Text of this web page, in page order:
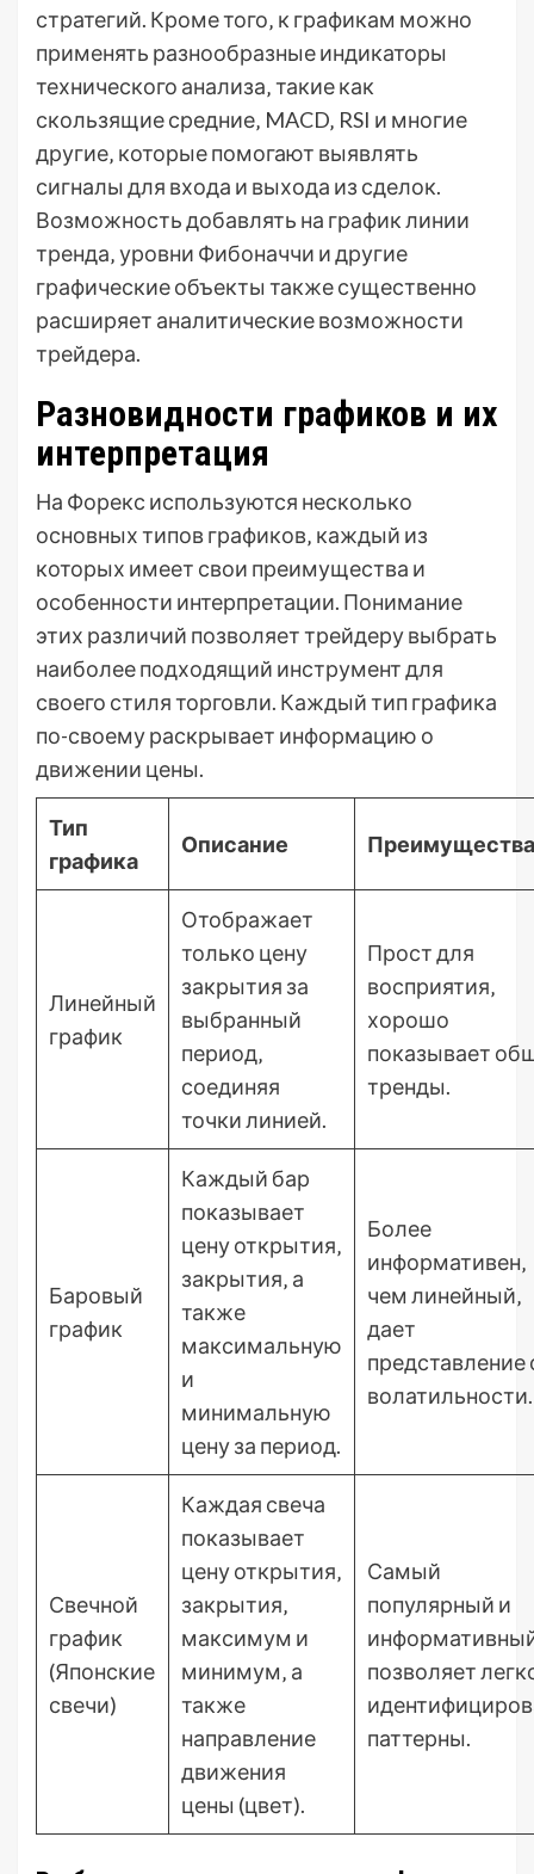
стратегий. Кроме того‚ к графикам можно
применять разнообразные индикаторы
технического анализа‚ такие как
скользящие средние‚ MACD‚ RSI и многие
другие‚ которые помогают выявлять
сигналы для входа и выхода из сделок.
Возможность добавлять на график линии
тренда‚ уровни Фибоначчи и другие
графические объекты также существенно
расширяет аналитические возможности
трейдера.
Разновидности графиков и их
интерпретация
На Форекс используются несколько
основных типов графиков‚ каждый из
которых имеет свои преимущества и
особенности интерпретации. Понимание
этих различий позволяет трейдеру выбрать
наиболее подходящий инструмент для
своего стиля торговли. Каждый тип графика
по-своему раскрывает информацию о
движении цены.
Тип
графика
Описание Преимущества
Линейный
график
Отображает
только цену
закрытия за
выбранный
период‚
соединяя
точки линией.
Прост для
восприятия‚
хорошо
показывает
тренды.
Баровый
график
Каждый бар
показывает
цену открытия‚
закрытия‚ а
также
максимальную
и
минимальную
цену за период.
Более
информативен‚
чем линейный‚
дает
представление
волатильности.
Свечной
график
(Японские
свечи)
Каждая свеча
показывает
цену открытия‚
закрытия‚
максимум и
минимум‚ а
также
направление
движения
цены (цвет).
Самый
популярный и
позволяет
паттерны.